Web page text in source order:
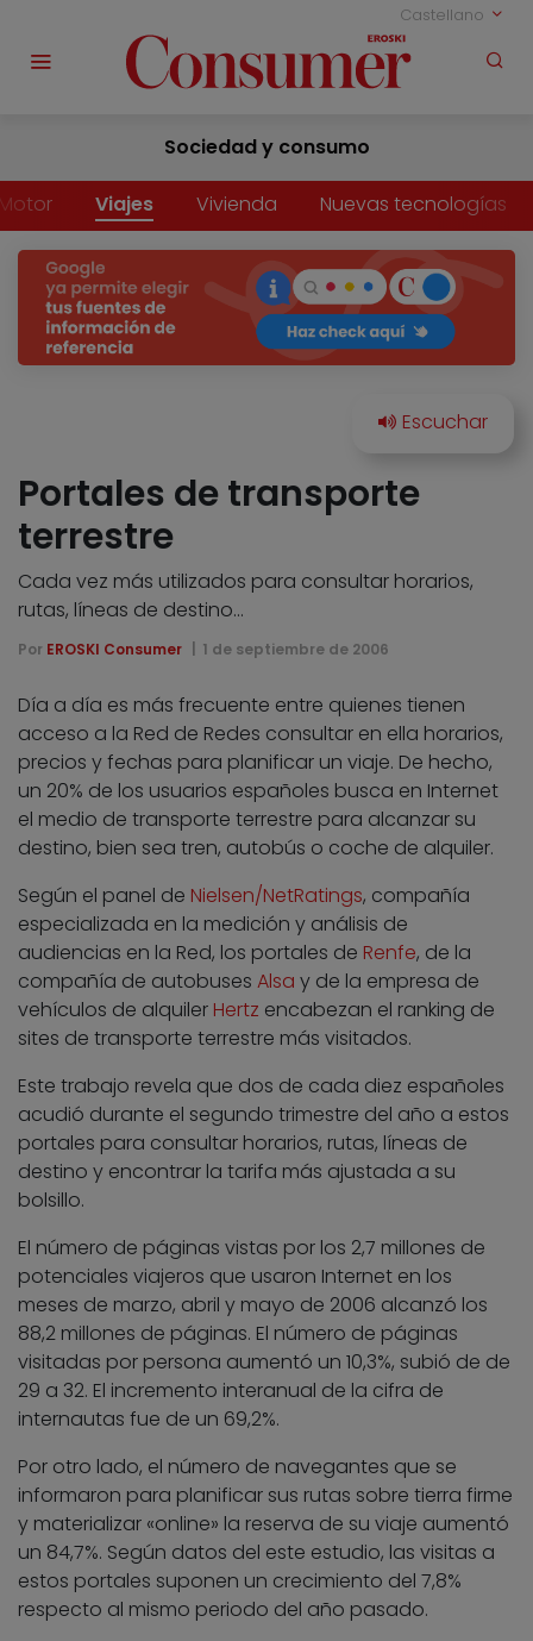
Castellano
Sociedad y consumo
Viajes Vivienda Nuevas tecnologías
Portales de transporte
terrestre
Cada vez más utilizados para consultar horarios,
rutas, líneas de destino...
Por EROSKI Consumer 1 de septiembre de 2006
Día a día es más frecuente entre quienes tienen
acceso a la Red de Redes consultar en ella horarios,
precios y fechas para planificar un viaje. De hecho,
un 20% de los usuarios españoles busca en Internet
el medio de transporte terrestre para alcanzar su
destino, bien sea tren, autobús o coche de alquiler.
Según el panel de Nielsen/NetRatings, compañía
especializada en la medición y análisis de
audiencias en la Red, los portales de Renfe, de la
compañía de autobuses Alsa y de la empresa de
vehículos de alquiler Hertz encabezan el ranking de
sites de transporte terrestre más visitados.
Este trabajo revela que dos de cada diez españoles
acudió durante el segundo trimestre del año a estos
portales para consultar horarios, rutas, líneas de
destino y encontrar la tarifa más ajustada a su
bolsillo.
El número de páginas vistas por los 2,7 millones de
potenciales viajeros que usaron Internet en los
meses de marzo, abril y mayo de 2006 alcanzó los
88,2 millones de páginas. El número de páginas
visitadas por persona aumentó un 10,3%, subió de de
29 a 32. El incremento interanual de la cifra de
internautas fue de un 69,2%.
Por otro lado, el número de navegantes que se
informaron para planificar sus rutas sobre tierra firme
y materializar «online» la reserva de su viaje aumentó
un 84,7%. Según datos del este estudio, las visitas a
estos portales suponen un crecimiento del 7,8%
respecto al mismo periodo del año pasado.